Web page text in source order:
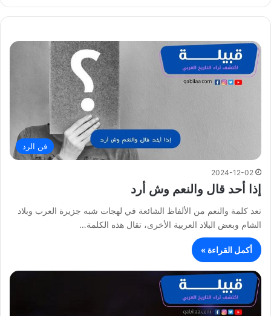
فن الرد
2024-12-02
إذا أحد قال والنعم وش أرد
تعد كلمة والنعم من الألفاظ الشائعة في لهجات شبه جزيرة العرب وبلاد
الشام وبعض البلاد العربية الأخرى، تقال هذه الكلمة…
أكمل القراءة »